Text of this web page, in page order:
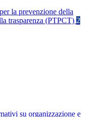
la prevenzione della
trasparenza (PTPCT) 2
su organizzazione e